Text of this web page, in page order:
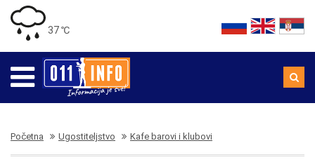
37 ℃
Početna Ugostiteljstvo Kafe barovi i klubovi